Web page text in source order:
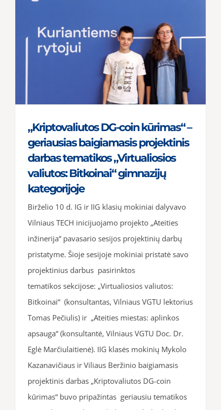
„Kriptovaliutos DG-coin kūrimas“ –
geriausias baigiamasis projektinis
darbas tematikos „Virtualiosios
valiutos: Bitkoinai“ gimnazijų
kategorijoje
Birželio 10 d. IG ir IIG klasių mokiniai dalyvavo
Vilniaus TECH inicijuojamo projekto „Ateities
inžinerija“ pavasario sesijos projektinių darbų
pristatyme. Šioje sesijoje mokiniai pristatė savo
projektinius darbus pasirinktos
tematikos sekcijose: „Virtualiosios valiutos:
Bitkoinai“ (konsultantas, Vilniaus VGTU lektorius
Tomas Pečiulis) ir „Ateities miestas: aplinkos
apsauga“ (konsultantė, Vilniaus VGTU Doc. Dr.
Eglė Marčiulaitienė). IIG klasės mokinių Mykolo
Kazanavičiaus ir Viliaus Beržinio baigiamasis
projektinis darbas „Kriptovaliutos DG-coin
kūrimas“ buvo pripažintas geriausiu tematikos